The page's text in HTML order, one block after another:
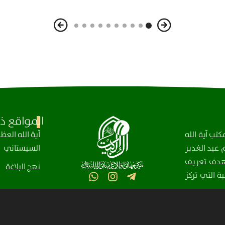
آية الله
الغدير
بهدف تعريف
التي تركز
المواقع
آیة الله
السيستاني
نهج البلاغة